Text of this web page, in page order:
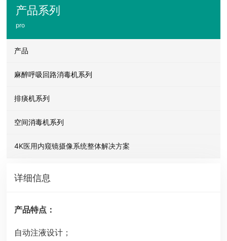
产品系列
pro
产品
麻醉呼吸回路消毒机系列
排痰机系列
空间消毒机系列
4K医用内窥镜摄像系统整体解决方案
详细信息
产品特点：
自动注液设计；